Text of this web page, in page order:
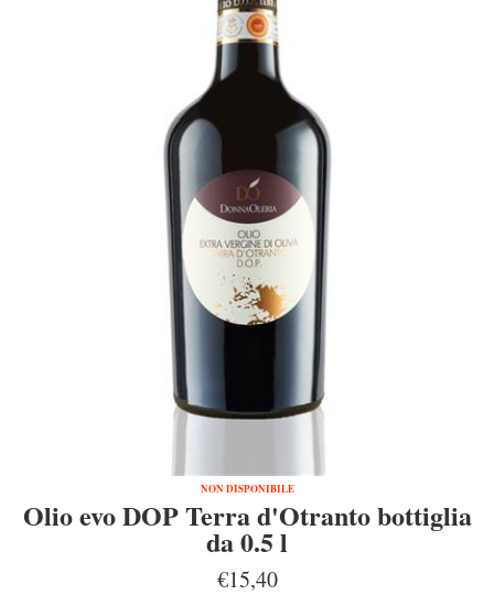
NON DISPONIBILE
Olio evo DOP Terra d'Otranto bottiglia
da 0.5 l
€15,40